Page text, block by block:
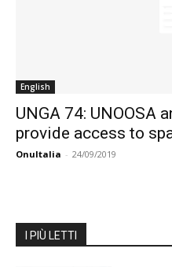
English
UNGA 74: UNOOSA
provide access to
OnuItalia - 24/09/2019
I PIÙ LETTI